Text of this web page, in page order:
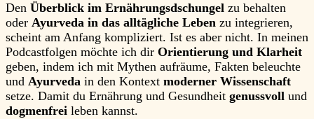
Den Überblick im Ernährungsdschungel zu behalten
oder Ayurveda in das alltägliche Leben zu integrieren,
scheint am Anfang kompliziert. Ist es aber nicht. In meinen
Podcastfolgen möchte ich dir Orientierung und Klarheit
geben, indem ich mit Mythen aufräume, Fakten beleuchte
und Ayurveda in den Kontext moderner Wissenschaft
setze. Damit du Ernährung und Gesundheit genussvoll und
dogmenfrei leben kannst.